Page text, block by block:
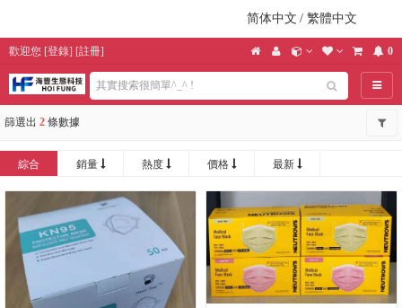
简体中文 / 繁體中文
歡迎您 [登錄] [註冊] 0
導航
篩選出 2 條數據
綜合 銷量 熱度 價格 最新